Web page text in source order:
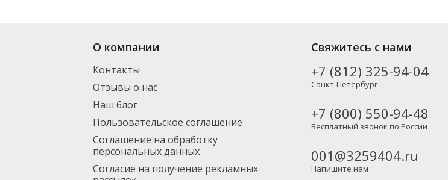
О компании
Контакты
Отзывы о нас
Наш блог
Пользовательское соглашение
Соглашение на обработку
персональных данных
Согласие на получение рекламных
Свяжитесь с нами
+7 (812) 325-94-04
Санкт-Петербург
+7 (800) 550-94-48
Бесплатный звонок по России
001@3259404.ru
Напишите нам